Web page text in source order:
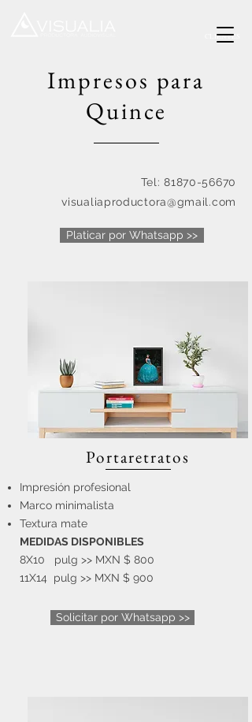
CLIENTES
Impresos para
Quince
Tel:81870-56670
visualiaproductora@gmail.com
Platicar por Whatsapp >>
Portaretratos
Impresión profesional
Marco minimalista
Textura mate
MEDIDAS DISPONIBLES
8X10 pulg >> MXN $ 800
11X14 pulg >> MXN $ 900
Solicitar por Whatsapp >>